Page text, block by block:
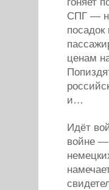
СПГ —
ценам
и…
Идёт
войне —